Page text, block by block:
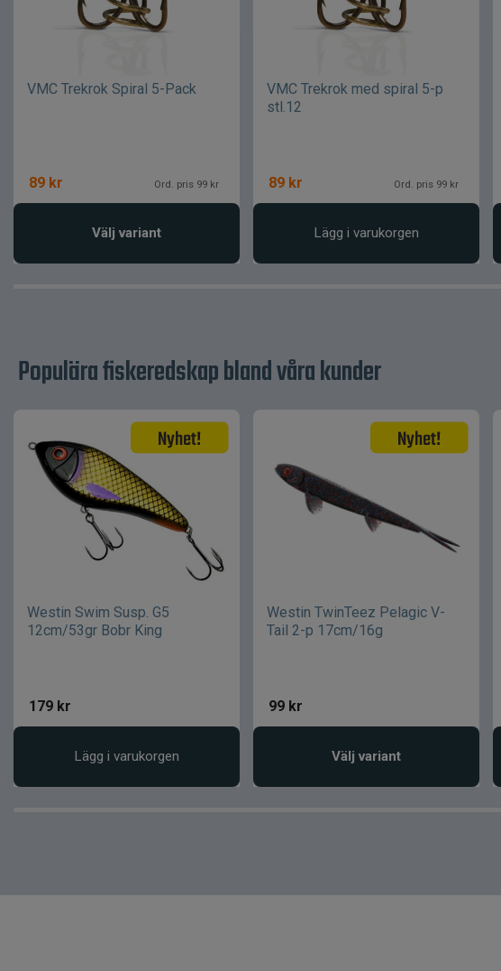
VMC Trekrok Spiral 5-Pack
89 kr Ord. pris 99 kr
Välj variant
VMC Trekrok med spiral 5-p
stl.12
89 kr Ord. pris 99 kr
Lägg i varukorgen
Populära fiskeredskap bland våra kunder
Westin Swim Susp. G5
12cm/53gr Bobr King
179 kr
Lägg i varukorgen
Westin TwinTeez Pelagic V-
Tail 2-p 17cm/16g
99 kr
Välj variant